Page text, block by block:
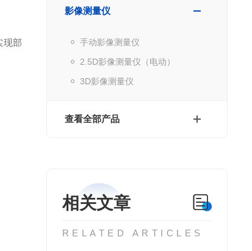
影像测量仪
手动影像测量仪
2.5D影像测量仪（电动）
3D影像测量仪
查看全部产品
相关文章
RELATED ARTICLES
现部